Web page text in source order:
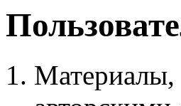
Материалы,